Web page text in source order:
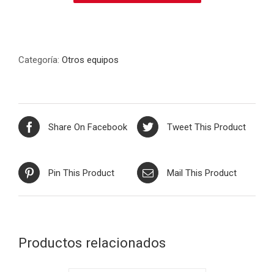
Categoría: Otros equipos
Share On Facebook Tweet This Product
Pin This Product Mail This Product
Productos relacionados